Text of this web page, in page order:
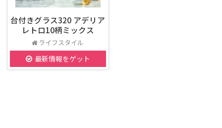
台付きグラス320 アデリア
レトロ10柄ミックス
ライフスタイル
最新情報をゲット